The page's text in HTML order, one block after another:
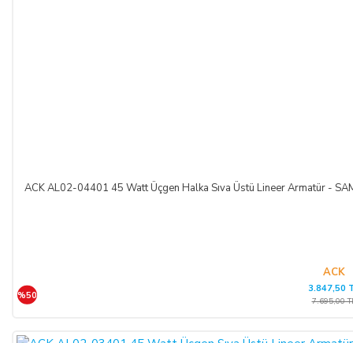
ACK AL02-04401 45 Watt Üçgen Halka Sıva Üstü Lineer Armatür -
ACK
%50
3.847,50
7.695,00